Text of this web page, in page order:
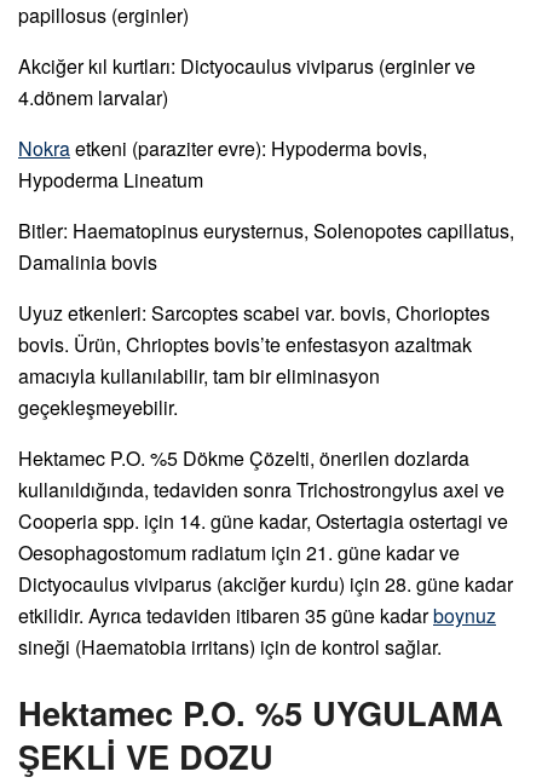
papillosus (erginler)
Akciğer kıl kurtları: Dictyocaulus viviparus (erginler ve
4.dönem larvalar)
Nokraetkeni (paraziter evre): Hypoderma bovis,
Hypoderma Lineatum
Bitler: Haematopinus eurysternus, Solenopotes capillatus,
Damalinia bovis
Uyuz etkenleri: Sarcoptes scabei var. bovis, Chorioptes
bovis. Ürün, Chrioptes bovis’te enfestasyon azaltmak
amacıyla kullanılabilir, tam bir eliminasyon
geçekleşmeyebilir.
Hektamec P.O. %5 Dökme Çözelti, önerilen dozlarda
kullanıldığında, tedaviden sonra Trichostrongylus axei ve
Cooperia spp. için 14. güne kadar, Ostertagia ostertagi ve
Oesophagostomum radiatum için 21. güne kadar ve
Dictyocaulus viviparus (akciğer kurdu) için 28. güne kadar
etkilidir. Ayrıca tedaviden itibaren 35 güne kadarboynuz
sineği (Haematobia irritans) için de kontrol sağlar.
Hektamec P.O. %5 UYGULAMA
ŞEKLİ VE DOZU